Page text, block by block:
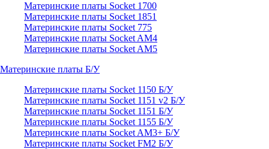
Материнские платы Socket 1700
Материнские платы Socket 1851
Материнские платы Socket 775
Материнские платы Socket AM4
Материнские платы Socket AM5
Материнские платы Б/У
Материнские платы Socket 1150 Б/У
Материнские платы Socket 1151 v2 Б/У
Материнские платы Socket 1151 Б/У
Материнские платы Socket 1155 Б/У
Материнские платы Socket AM3+ Б/У
Материнские платы Socket FM2 Б/У